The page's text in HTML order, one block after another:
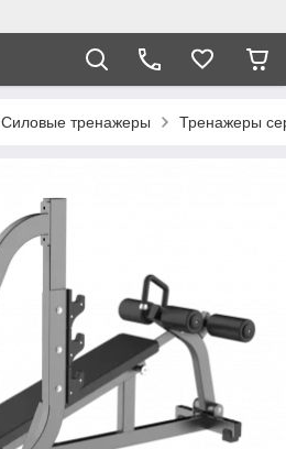
Силовые тренажеры Тренажеры